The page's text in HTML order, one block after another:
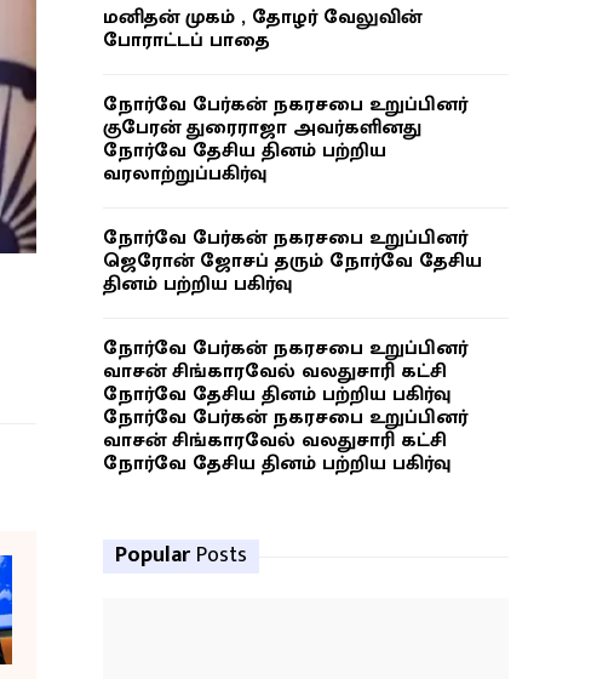
மனிதன் முகம் , தோழர் வேலுவின்
போராட்டப் பாதை
நோர்வே பேர்கன் நகரசபை உறுப்பினர்
குபேரன் துரைராஜா அவர்களினது
நோர்வே தேசிய தினம் பற்றிய
வரலாற்றுப்பகிர்வு
நோர்வே பேர்கன் நகரசபை உறுப்பினர்
ஜெரோன் ஜோசப் தரும் நோர்வே தேசிய
தினம் பற்றிய பகிர்வு
நோர்வே பேர்கன் நகரசபை உறுப்பினர்
வாசன் சிங்காரவேல் வலதுசாரி கட்சி
நோர்வே தேசிய தினம் பற்றிய பகிர்வு
நோர்வே பேர்கன் நகரசபை உறுப்பினர்
வாசன் சிங்காரவேல் வலதுசாரி கட்சி
நோர்வே தேசிய தினம் பற்றிய பகிர்வு
Popular Posts